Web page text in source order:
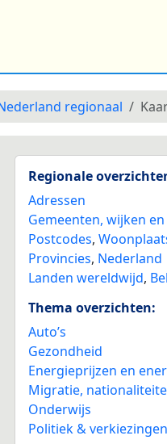
regionaal
Regionale
Adressen
Gemeenten, wijken
Postcodes,
Provincies, Nederland
Landen wereldwijd,
Thema overzichten:
Auto’s
Gezondheid
Energieprijzen en
Migratie,
Onderwijs
Politiek & verkiezingen